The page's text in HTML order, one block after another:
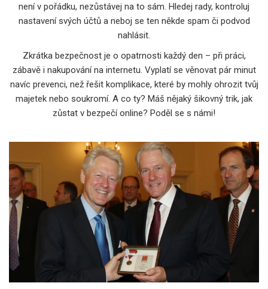
není v pořádku, nezůstávej na to sám. Hledej rady, kontroluj
nastavení svých účtů a neboj se ten někde spam či podvod
nahlásit.
Zkrátka bezpečnost je o opatrnosti každý den – při práci,
zábavě i nakupování na internetu. Vyplatí se věnovat pár minut
navíc prevenci, než řešit komplikace, které by mohly ohrozit tvůj
majetek nebo soukromí. A co ty? Máš nějaký šikovný trik, jak
zůstat v bezpečí online? Poděl se s námi!